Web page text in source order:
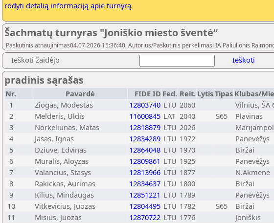
rodyti detalią informaciją apie turnyrą
Šachmatų turnyras "Joniškio miesto šventė“
Paskutinis atnaujinimas04.07.2026 15:36:40, Autorius/Paskutinis perkėlimas: IA Paliulionis
Ieškoti žaidėjo Ieškoti
pradinis sąrašas
Nr. Pavardė FIDE ID Fed. Reit. LytisTipas Klubas/
1
Ziogas, Modestas 12803740 LTU 2060
Vilnius, ŠA
2
Melderis, Uldis 11600845 LAT 2040 S65
Plavinas
3
Norkeliunas, Matas 12818879 LTU 2026
4
Jasas, Ignas 12834289 LTU 1972
Panevėžys
5
Dziuve, Edvinas 12864048 LTU 1970
Biržai
6
Muralis, Aloyzas 12809861 LTU 1925
Panevėžys
7
Valancius, Stasys 12813966 LTU 1877
N.Akmenė
8
Rakickas, Aurimas 12834637 LTU 1800
Biržai
9
Kilius, Mindaugas 12851221 LTU 1789
Panevėžys
10
Vitkevicius, Juozas 12804495 LTU 1782 S65
Biržai
11
Misius, Juozas 12870722 LTU 1776
Joniškis